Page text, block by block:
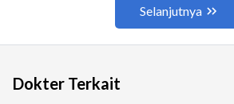
Dokter Terkait